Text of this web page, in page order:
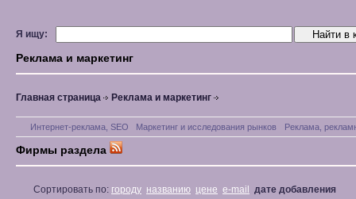
Я ищу:
Реклама и маркетинг
Главная страница Реклама и маркетинг
Интернет-реклама, SEO Маркетинг и исследования рынков Реклама,
Фирмы раздела
Сортировать по: городу названию цене e-mail дате добавления